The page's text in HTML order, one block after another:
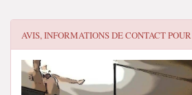
AVIS, INFORMATIONS DE CONTACT POUR